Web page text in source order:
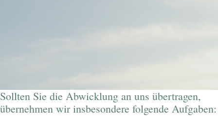
Sollten Sie die Abwicklung an uns übertragen,
übernehmen wir insbesondere folgende Aufgaben: